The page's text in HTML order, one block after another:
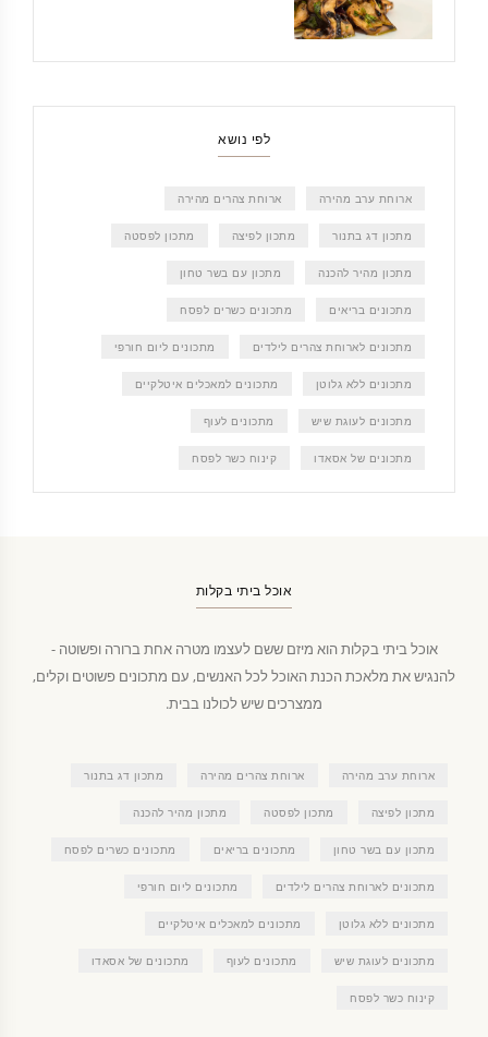
לפי נושא
ארוחת ערב מהירה ארוחת צהרים מהירה
מתכון דג בתנור מתכון לפיצה מתכון לפסטה
מתכון מהיר להכנה מתכון עם בשר טחון
מתכונים בריאים מתכונים כשרים לפסח
מתכונים לארוחת צהרים לילדים מתכונים ליום חורפי
מתכונים ללא גלוטן מתכונים למאכלים איטלקיים
מתכונים לעוגת שיש מתכונים לעוף
מתכונים של אסאדו קינוח כשר לפסח
אוכל ביתי בקלות
אוכל ביתי בקלות הוא מיזם ששם לעצמו מטרה אחת ברורה ופשוטה -
להנגיש את מלאכת הכנת האוכל לכל האנשים, עם מתכונים פשוטים וקלים,
ממצרכים שיש לכולנו בבית.
ארוחת ערב מהירה ארוחת צהרים מהירה מתכון דג בתנור
מתכון לפיצה מתכון לפסטה מתכון מהיר להכנה
מתכון עם בשר טחון מתכונים בריאים מתכונים כשרים לפסח
מתכונים לארוחת צהרים לילדים מתכונים ליום חורפי
מתכונים ללא גלוטן מתכונים למאכלים איטלקיים
מתכונים לעוגת שיש מתכונים לעוף מתכונים של אסאדו
קינוח כשר לפסח